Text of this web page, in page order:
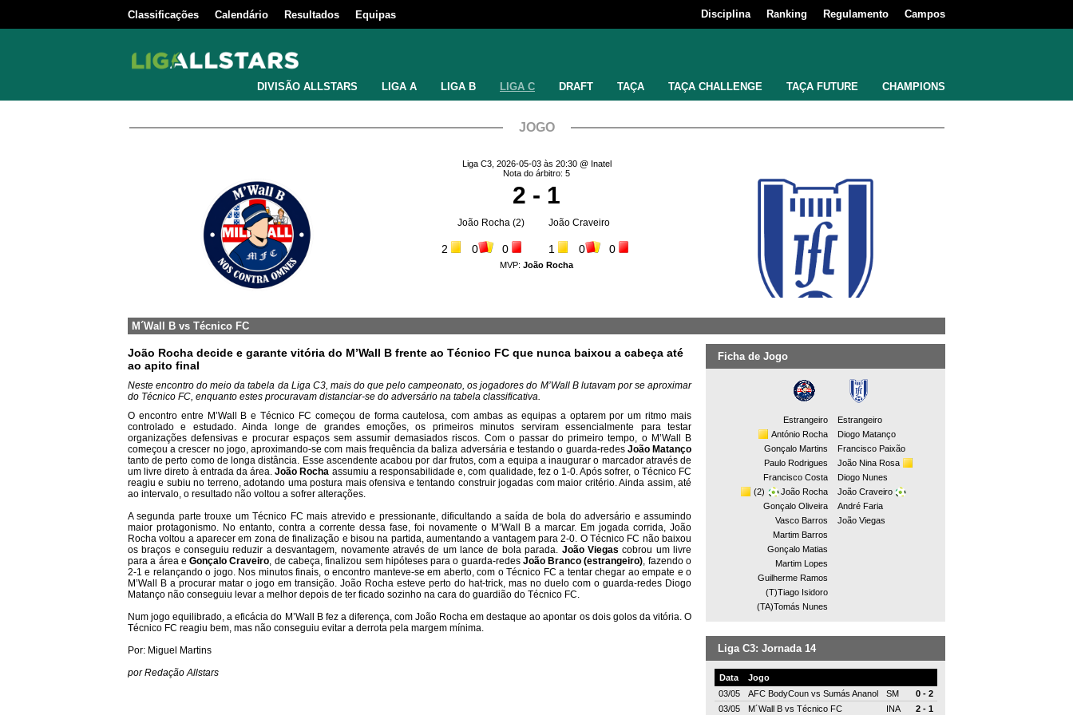
Classificações Calendário Resultados Equipas Disciplina Ranking Regulamento Campos
DIVISÃO ALLSTARS LIGA A LIGA B LIGA C DRAFT TAÇA TAÇA CHALLENGE TAÇA FUTURE CHAMPIONS
JOGO
Liga C3, 2026-05-03 às 20:30 @ Inatel
Nota do árbitro: 5
2 - 1
João Rocha (2) João Craveiro
2 0 0 1 0 0
MVP: João Rocha
M´Wall B vs Técnico FC
João Rocha decide e garante vitória do M’Wall B frente ao Técnico FC que nunca baixou a cabeça até
ao apito final
Neste encontro do meio da tabela da Liga C3, mais do que pelo campeonato, os jogadores do M’Wall B lutavam por se aproximar
do Técnico FC, enquanto estes procuravam distanciar-se do adversário na tabela classificativa.
O encontro entre M’Wall B e Técnico FC começou de forma cautelosa, com ambas as equipas a optarem por um ritmo mais
controlado e estudado. Ainda longe de grandes emoções, os primeiros minutos serviram essencialmente para testar
organizações defensivas e procurar espaços sem assumir demasiados riscos. Com o passar do primeiro tempo, o M’Wall B
começou a crescer no jogo, aproximando-se com mais frequência da baliza adversária e testando o guarda-redes João Matanço
tanto de perto como de longa distância. Esse ascendente acabou por dar frutos, com a equipa a inaugurar o marcador através de
um livre direto à entrada da área.João Rocha assumiu a responsabilidade e, com qualidade, fez o 1-0. Após sofrer, o Técnico FC
reagiu e subiu no terreno, adotando uma postura mais ofensiva e tentando construir jogadas com maior critério. Ainda assim, até
ao intervalo, o resultado não voltou a sofrer alterações.
A segunda parte trouxe um Técnico FC mais atrevido e pressionante, dificultando a saída de bola do adversário e assumindo
maior protagonismo. No entanto, contra a corrente dessa fase, foi novamente o M’Wall B a marcar. Em jogada corrida, João
Rocha voltou a aparecer em zona de finalização e bisou na partida, aumentando a vantagem para 2-0. O Técnico FC não baixou
os braços e conseguiu reduzir a desvantagem, novamente através de um lance de bola parada. João Viegas cobrou um livre
para a área eGonçalo Craveiro, de cabeça, finalizou sem hipóteses para o guarda-redes João Branco (estrangeiro), fazendo o
2-1 e relançando o jogo. Nos minutos finais, o encontro manteve-se em aberto, com o Técnico FC a tentar chegar ao empate e o
M’Wall B a procurar matar o jogo em transição. João Rocha esteve perto do hat-trick, mas no duelo com o guarda-redes Diogo
Matanço não conseguiu levar a melhor depois de ter ficado sozinho na cara do guardião do Técnico FC.
Num jogo equilibrado, a eficácia do M’Wall B fez a diferença, com João Rocha em destaque ao apontar os dois golos da vitória. O
Técnico FC reagiu bem, mas não conseguiu evitar a derrota pela margem mínima.
Por: Miguel Martins
por Redação Allstars
Ficha de Jogo
Estrangeiro
Estrangeiro
António Rocha
Diogo Matanço
Gonçalo Martins
Francisco Paixão
Paulo Rodrigues
João Nina Rosa
Francisco Costa
Diogo Nunes
(2)
João Rocha
João Craveiro
Gonçalo Oliveira
André Faria
Vasco Barros
João Viegas
Martim Barros
Gonçalo Matias
Martim Lopes
Guilherme Ramos
(T)Tiago Isidoro
(TA)Tomás Nunes
Liga C3: Jornada 14
Data
Jogo
03/05
AFC BodyCounvs Sumás Ananol SM
0 - 2
03/05
M´Wall Bvs Técnico FC INA 2 - 1